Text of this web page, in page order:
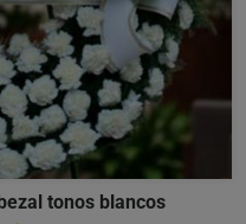
tonos blancos